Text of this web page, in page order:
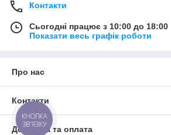
Контакти
Сьогодні працює з 10:00 до 18:00
Показати весь графік роботи
Про нас
Контакти
Доставка та оплата
КНОПКА
ЗВ'ЯЗКУ